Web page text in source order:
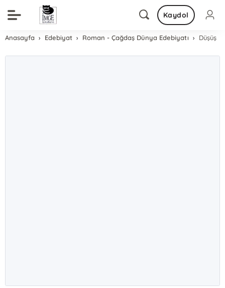
Kaydol
Anasayfa Edebiyat Roman - Çağdaş Dünya Edebiyatı Düşüş